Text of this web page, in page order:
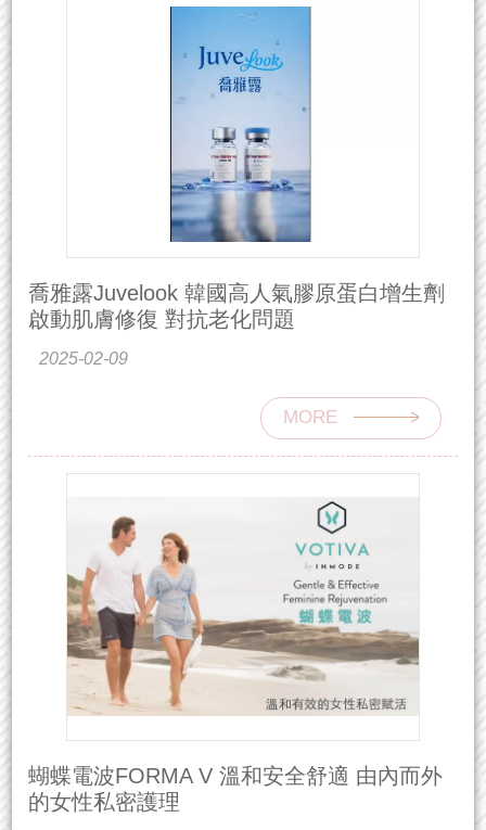
喬雅露Juvelook 韓國高人氣膠原蛋白增生劑
啟動肌膚修復 對抗老化問題
2025-02-09
MORE
蝴蝶電波FORMA V 溫和安全舒適 由內而外
的女性私密護理